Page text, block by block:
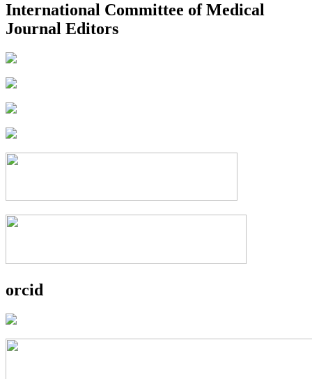
International Committee of Medical
Journal Editors
orcid